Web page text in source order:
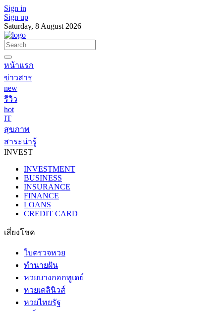
Sign in
Sign up
Saturday, 8 August 2026
หน้าแรก
ข่าวสาร
new
รีวิว
hot
IT
สุขภาพ
สาระน่ารู้
INVEST
INVESTMENT
BUSINESS
INSURANCE
FINANCE
LOANS
CREDIT CARD
เสี่ยงโชค
ใบตรวจหวย
ทำนายฝัน
หวยบางกอกทูเดย์
หวยเดลินิวส์
หวยไทยรัฐ